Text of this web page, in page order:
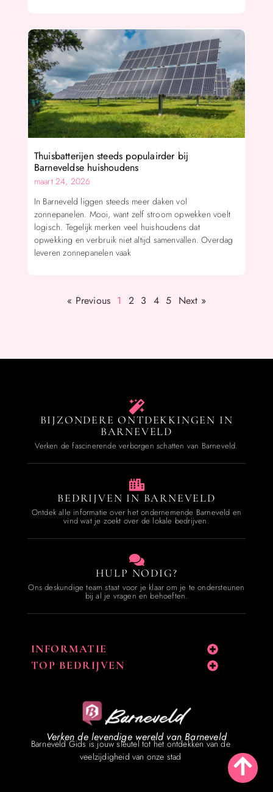
Thuisbatterijen steeds populairder bij
Barneveldse huishoudens
maart 24, 2026
In Barneveld liggen steeds meer daken vol
zonnepanelen. Mooi, want zelf stroom opwekken voelt
logisch. Tegelijk merken veel huishoudens dat
opwekking en verbruik niet altijd samenvallen. Overdag
leveren zonnepanelen vaak
« Previous 1 2 3 4 5 Next »
BIJZONDERE ONTDEKKINGEN IN
BARNEVELD
Verken de fascinerende verborgen schatten van Barneveld.
BEDRIJVEN IN BARNEVELD
Ontdek alle informatie over het ondernemende Barneveld en
vind wat je zoekt over de lokale bedrijven.
HULP NODIG?
Ons deskundige team staat voor je klaar om je te ondersteunen
bij al je vragen en behoeften.
INFORMATIE
TOP BEDRIJVEN
Verken de levendige wereld van Barneveld
Barneveld Gids is jouw sleutel tot het ontdekken van de
veelzijdigheid van onze stad